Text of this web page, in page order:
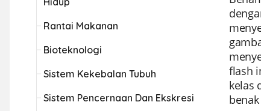
Rantai Makanan
Bioteknologi
Sistem Kekebalan Tubuh
Sistem Pencernaan Dan Ekskresi
flash
kelas